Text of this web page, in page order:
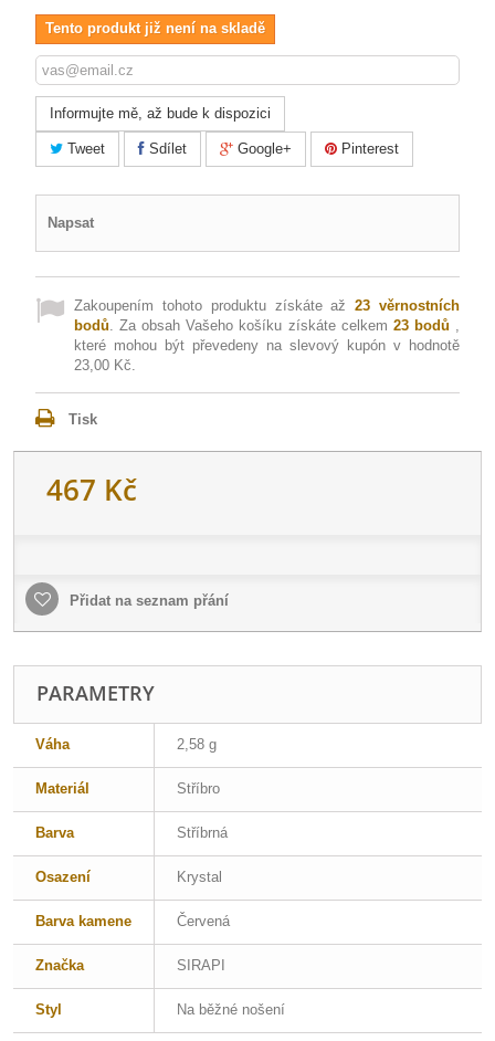
Tento produkt již není na skladě
Informujte mě, až bude k dispozici
Tweet Sdílet Google+ Pinterest
Napsat
Zakoupením tohoto produktu získáte až23 věrnostních
bodů. Za obsah Vašeho košíku získáte celkem 23bodů ,
které mohou být převedeny na slevový kupón v hodnotě
23,00 Kč.
Tisk
467 Kč
Přidat na seznam přání
PARAMETRY
Váha 2,58 g
Materiál Stříbro
Barva Stříbrná
Osazení Krystal
Barva kamene Červená
Značka SIRAPI
Styl Na běžné nošení